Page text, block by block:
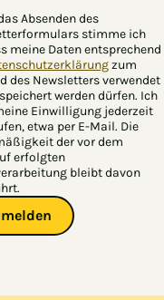
Absenden des
stimme ich
meine Daten entsprechend
zum
des Newsletters verwendet
werden dürfen. Ich
Einwilligung jederzeit
etwa per E-Mail. Die
der vor dem
erfolgten
bleibt davon